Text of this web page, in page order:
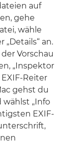
auf
gehe
wähle
an.
Vorschau
„Inspektor
Reiter
gehst du
„Info
EXIF-